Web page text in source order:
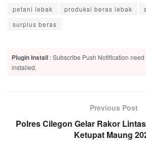
petani lebak
produksi beras lebak
surplus beras
Plugin Install : Subscribe Push Notification
installed.
Previous Post
Polres Cilegon Gelar Rakor
Ketupat Maung